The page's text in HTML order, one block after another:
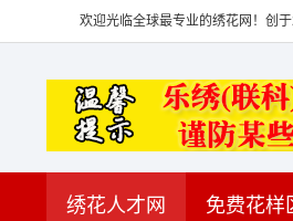
欢迎光临全球最专业的绣花网！创
绣花人才网 免费花样